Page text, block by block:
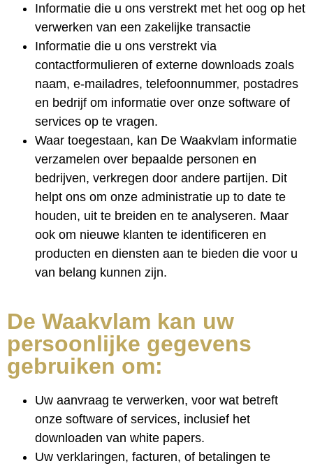
Informatie die u ons verstrekt met het oog op het
verwerken van een zakelijke transactie
Informatie die u ons verstrekt via
contactformulieren of externe downloads zoals
naam, e-mailadres, telefoonnummer, postadres
en bedrijf om informatie over onze software of
services op te vragen.
Waar toegestaan, kan De Waakvlam informatie
verzamelen over bepaalde personen en
bedrijven, verkregen door andere partijen. Dit
helpt ons om onze administratie up to date te
houden, uit te breiden en te analyseren. Maar
ook om nieuwe klanten te identificeren en
producten en diensten aan te bieden die voor u
van belang kunnen zijn.
De Waakvlam kan uw
persoonlijke gegevens
gebruiken om:
Uw aanvraag te verwerken, voor wat betreft
onze software of services, inclusief het
downloaden van white papers.
Uw verklaringen, facturen, of betalingen te